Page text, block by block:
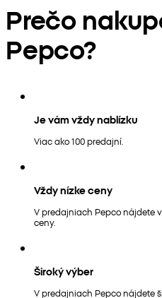
Prečo
Pepco?
Je vám vždy nablízku
Viac ako 100 predajní.
Vždy nízke ceny
V predajniach Pepco nájdete
ceny.
Široký výber
V predajniach Pepco nájdete